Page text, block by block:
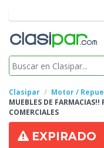
Clasipar
Motor /
MUEBLES DE
COMERCIALES
EXPIRADO